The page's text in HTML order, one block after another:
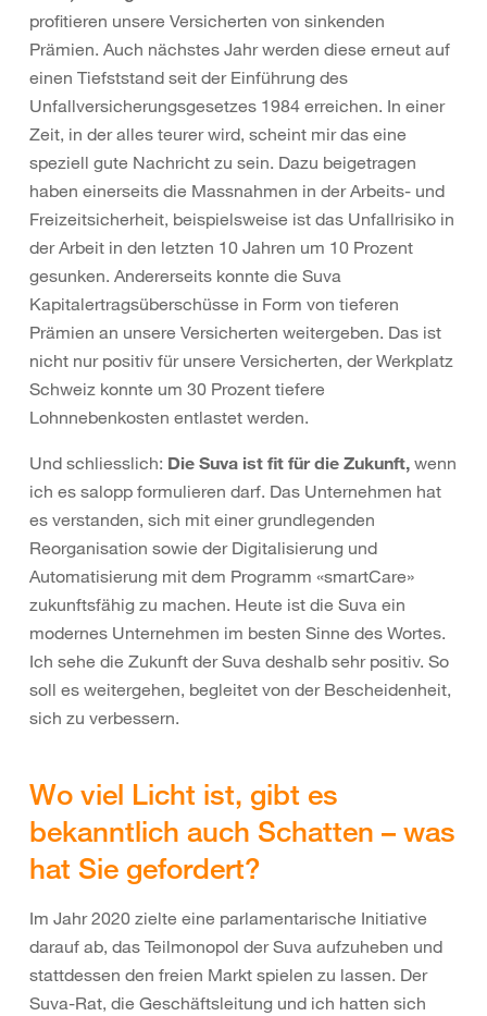
profitieren unsere Versicherten von sinkenden
Prämien. Auch nächstes Jahr werden diese erneut auf
einen Tiefststand seit der Einführung des
Unfallversicherungsgesetzes 1984 erreichen. In einer
Zeit, in der alles teurer wird, scheint mir das eine
speziell gute Nachricht zu sein. Dazu beigetragen
haben einerseits die Massnahmen in der Arbeits- und
Freizeitsicherheit, beispielsweise ist das Unfallrisiko in
der Arbeit in den letzten 10 Jahren um 10 Prozent
gesunken. Andererseits konnte die Suva
Kapitalertragsüberschüsse in Form von tieferen
Prämien an unsere Versicherten weitergeben. Das ist
nicht nur positiv für unsere Versicherten, der Werkplatz
Schweiz konnte um 30 Prozent tiefere
Lohnnebenkosten entlastet werden.
Und schliesslich: Die Suva ist fit für die Zukunft, wenn
ich es salopp formulieren darf. Das Unternehmen hat
es verstanden, sich mit einer grundlegenden
Reorganisation sowie der Digitalisierung und
Automatisierung mit dem Programm «smartCare»
zukunftsfähig zu machen. Heute ist die Suva ein
modernes Unternehmen im besten Sinne des Wortes.
Ich sehe die Zukunft der Suva deshalb sehr positiv. So
soll es weitergehen, begleitet von der Bescheidenheit,
sich zu verbessern.
Wo viel Licht ist, gibt es
bekanntlich auch Schatten – was
hat Sie gefordert?
Im Jahr 2020 zielte eine parlamentarische Initiative
darauf ab, das Teilmonopol der Suva aufzuheben und
stattdessen den freien Markt spielen zu lassen. Der
Suva-Rat, die Geschäftsleitung und ich hatten sich